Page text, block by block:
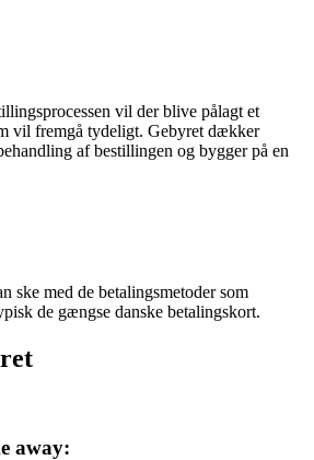
vil der blive pålagt et
vil fremgå tydeligt. Gebyret dækker
af bestillingen og bygger på en
ske med de betalingsmetoder som
de gængse danske betalingskort.
away: